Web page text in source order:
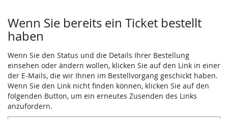
Wenn Sie bereits ein Ticket bestellt
haben
Wenn Sie den Status und die Details Ihrer Bestellung
einsehen oder ändern wollen, klicken Sie auf den Link in einer
der E-Mails, die wir Ihnen im Bestellvorgang geschickt haben.
Wenn Sie den Link nicht finden können, klicken Sie auf den
folgenden Button, um ein erneutes Zusenden des Links
anzufordern.